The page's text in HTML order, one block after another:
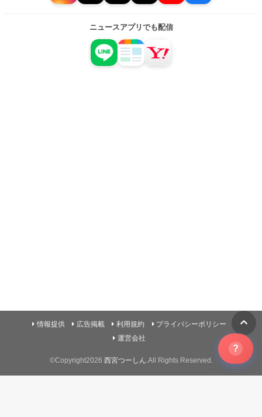
ニュースアプリでも配信
情報提供 広告掲載 利用規約
プライバシーポリシー
運営会社
©Copyright2026 西宮つーしん .All Rights Reserved.
?